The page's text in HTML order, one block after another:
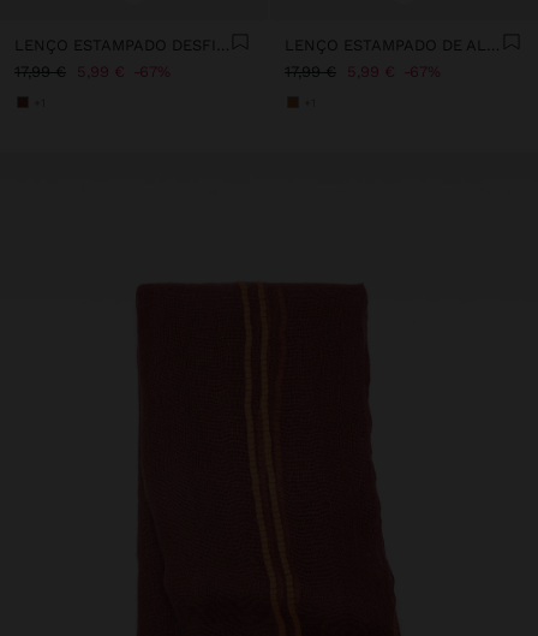
LENÇO ESTAMPADO DESFIADO
17,99 €
5,99 € 67%
LENÇO ESTAMPADO DE ALGODÃO
17,99 €
5,99 € 67%